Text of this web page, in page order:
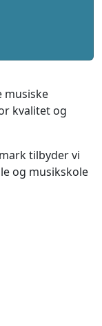
musiske
kvalitet og
tilbyder vi
og musikskole